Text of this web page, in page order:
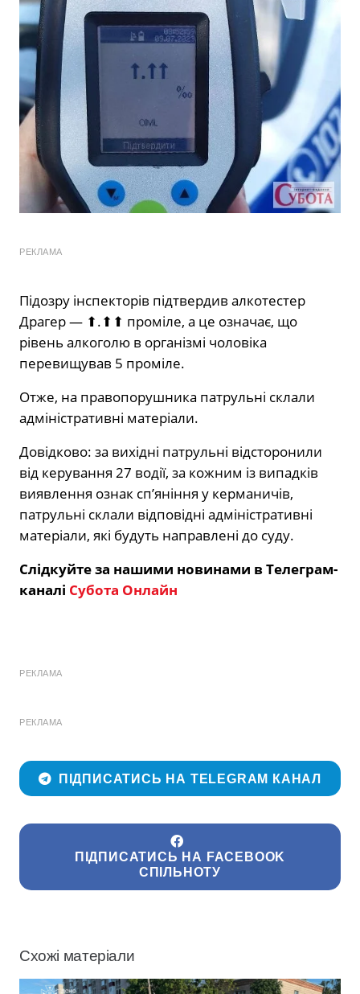
РЕКЛАМА
Підозру інспекторів підтвердив алкотестер
Драгер — ⬆.⬆⬆ проміле, а це означає, що
рівень алкоголю в організмі чоловіка
перевищував 5 проміле.
Отже, на правопорушника патрульні склали
адміністративні матеріали.
Довідково: за вихідні патрульні відсторонили
від керування 27 водії, за кожним із випадків
виявлення ознак сп’яніння у керманичів,
патрульні склали відповідні адміністративні
матеріали, які будуть направлені до суду.
Слідкуйте за нашими новинами в Телеграм-
каналі Субота Онлайн
РЕКЛАМА
РЕКЛАМА
ПІДПИСАТИСЬ НА TELEGRAM КАНАЛ
ПІДПИСАТИСЬ НА FACEBOOK
СПІЛЬНОТУ
Схожі матеріали